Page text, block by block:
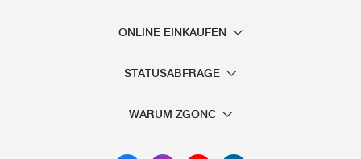
ONLINE EINKAUFEN
STATUSABFRAGE
WARUM ZGONC